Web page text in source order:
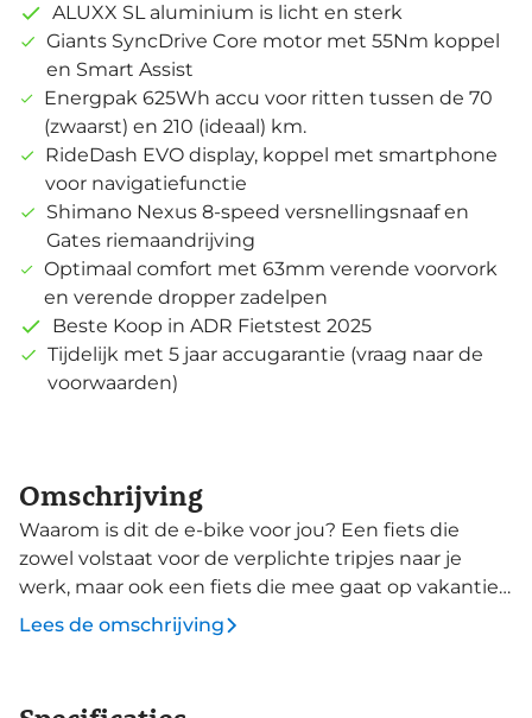
ALUXX SL aluminium is licht en sterk
Giants SyncDrive Core motor met 55Nm koppel
en Smart Assist
Energpak 625Wh accu voor ritten tussen de 70
(zwaarst) en 210 (ideaal) km.
RideDash EVO display, koppel met smartphone
voor navigatiefunctie
Shimano Nexus 8-speed versnellingsnaaf en
Gates riemaandrijving
Optimaal comfort met 63mm verende voorvork
en verende dropper zadelpen
Beste Koop in ADR Fietstest 2025
Tijdelijk met 5 jaar accugarantie (vraag naar de
voorwaarden)
Omschrijving
Waarom is dit de e-bike voor jou? Een fiets die
zowel volstaat voor de verplichte tripjes naar je
werk, maar ook een fiets die mee gaat op vakantie
voor lange dagtochten. De AnyTour E+ van Giant
Lees de omschrijving